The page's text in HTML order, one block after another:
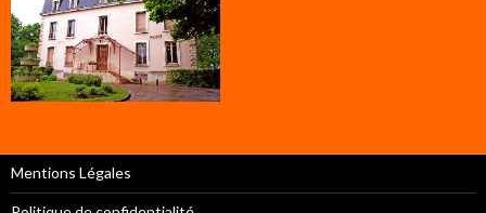
Mentions Légales